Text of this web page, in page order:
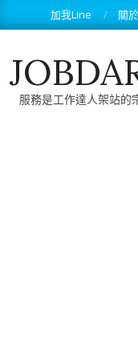
to
加我Line 關
服務是工作達人架站